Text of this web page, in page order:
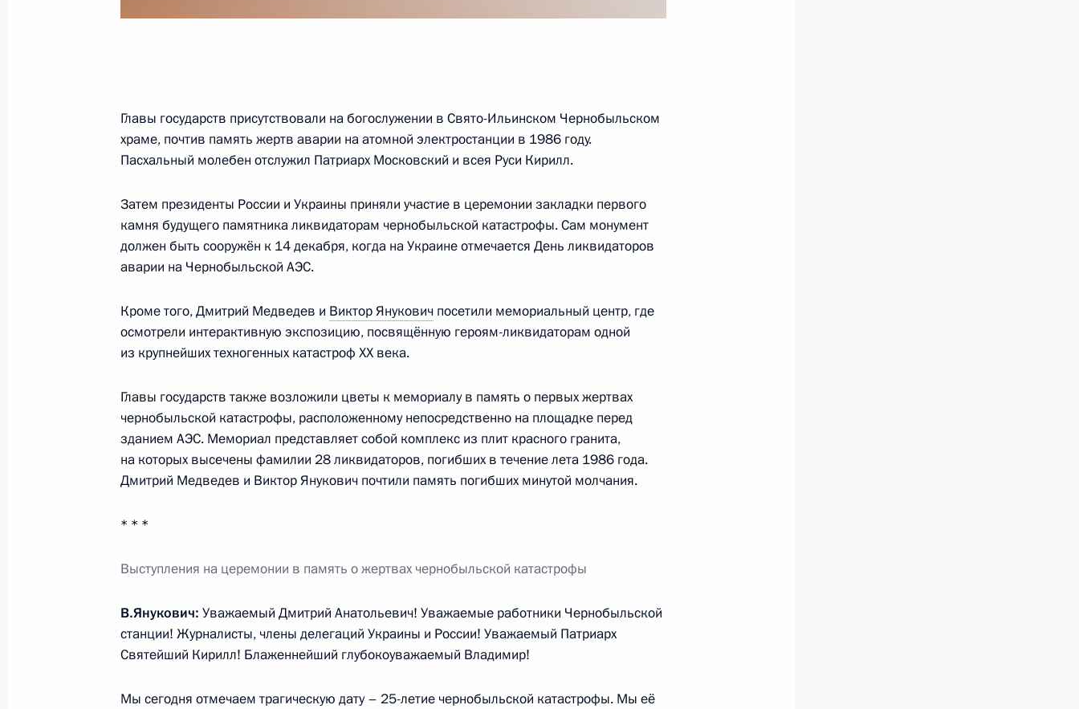
29 апреля 2011 года, 17:45 Москва
Дмитрий Медведев поздравил принца Уэльского Уильяма
29 апреля 2011 года, 15:30
В Кремле вручены государственные награды Российской
Федерации
29 апреля 2011 года, 14:30 Москва, Кремль
6
Соболезнования Президенту США
Освобождён от должности первый заместитель Министра
обороны
Главы государств присутствовали на богослужении в Свято-Ильинском Чернобыльском
храме, почтив память жертв аварии на атомной электростанции в 1986 году.
Пасхальный молебен отслужил Патриарх Московский и всея Руси Кирилл.
Затем президенты России и Украины приняли участие в церемонии закладки первого
камня будущего памятника ликвидаторам чернобыльской катастрофы. Сам монумент
должен быть сооружён к 14 декабря, когда на Украине отмечается День ликвидаторов
аварии на Чернобыльской АЭС.
Кроме того, Дмитрий Медведев и Виктор Янукович посетили мемориальный центр, где
осмотрели интерактивную экспозицию, посвящённую героям-ликвидаторам одной
из крупнейших техногенных катастроф XX века.
Главы государств также возложили цветы к мемориалу в память о первых жертвах
чернобыльской катастрофы, расположенному непосредственно на площадке перед
зданием АЭС. Мемориал представляет собой комплекс из плит красного гранита,
на которых высечены фамилии 28 ликвидаторов, погибших в течение лета 1986 года.
Дмитрий Медведев и Виктор Янукович почтили память погибших минутой молчания.
* * *
Выступления на церемонии в память о жертвах чернобыльской катастрофы
В.Янукович: Уважаемый Дмитрий Анатольевич! Уважаемые работники Чернобыльской
станции! Журналисты, члены делегаций Украины и России! Уважаемый Патриарх
Святейший Кирилл! Блаженнейший глубокоуважаемый Владимир!
Мы сегодня отмечаем трагическую дату – 25-летие чернобыльской катастрофы. Мы её